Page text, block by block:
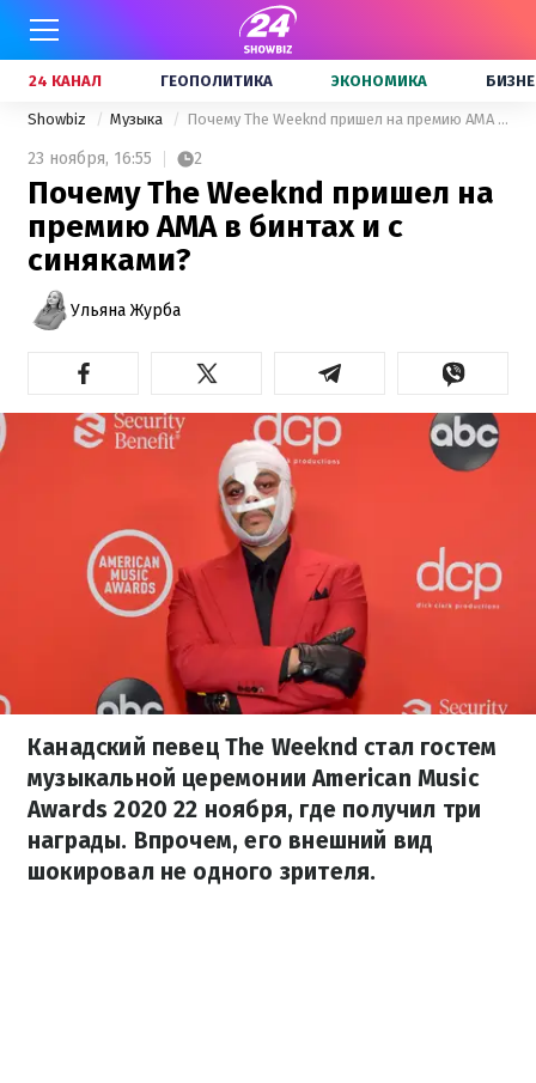
24 КАНАЛ ГЕОПОЛИТИКА ЭКОНОМИКА
Showbiz Музыка Почему The Weeknd пришел на премию AMA в бинтах и с синяками?
23 ноября, 16:55 2
Почему The Weeknd пришел на
премию AMA в бинтах и с
синяками?
Ульяна Журба
Канадский певец The Weeknd стал гостем
музыкальной церемонии American Music
Awards 2020 22 ноября, где получил три
награды. Впрочем, его внешний вид
шокировал не одного зрителя.